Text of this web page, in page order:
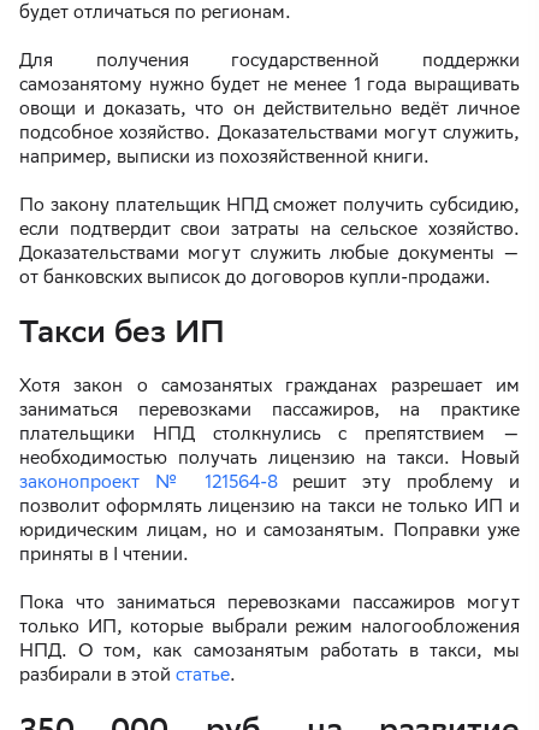
будет отличаться по регионам.
Для получения государственной поддержки
самозанятому нужно будет не менее 1 года выращивать
овощи и доказать, что он действительно ведёт личное
подсобное хозяйство. Доказательствами могут служить,
например, выписки из похозяйственной книги.
По закону плательщик НПД сможет получить субсидию,
если подтвердит свои затраты на сельское хозяйство.
Доказательствами могут служить любые документы —
от банковских выписок до договоров купли-продажи.
Такси без ИП
Хотя закон о самозанятых гражданах разрешает им
заниматься перевозками пассажиров, на практике
плательщики НПД столкнулись с препятствием —
необходимостью получать лицензию на такси. Новый
законопроект № 121564-8решит эту проблему и
позволит оформлять лицензию на такси не только ИП и
юридическим лицам, но и самозанятым. Поправки уже
приняты в I чтении.
Пока что заниматься перевозками пассажиров могут
только ИП, которые выбрали режим налогообложения
НПД. О том, как самозанятым работать в такси, мы
разбирали в этой статье.